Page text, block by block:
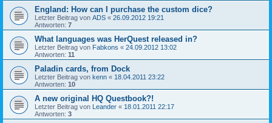
England: How can I purchase the custom dice?
Letzter Beitrag von ADS « 26.09.2012 19:21
Antworten: 7
What languages was HerQuest released in?
Letzter Beitrag von Fabkons « 24.09.2012 13:02
Antworten: 11
Paladin cards, from Dock
Letzter Beitrag von kenn « 18.04.2011 23:22
Antworten: 10
A new original HQ Questbook?!
Letzter Beitrag von Leander « 18.01.2011 22:17
Antworten: 3